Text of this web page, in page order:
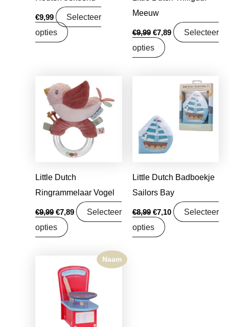
€9,99
Selecteer
opties
Meeuw
€9,99 €7,89
Selecteer
opties
Little Dutch
Ringrammelaar Vogel
€9,99
Oorspronkelijke
prijs
was:
€9,99.
€7,89
Huidige
prijs
is:
€7,89.
Selecteer
opties
Little Dutch Badboekje
Sailors Bay
€8,99
Oorspronkelijke
€7,10
Huidige
prijs
€7,10.
Selecteer
opties
Naam